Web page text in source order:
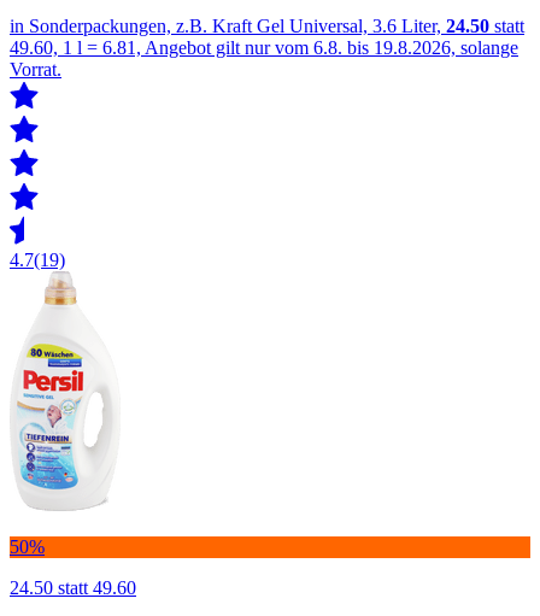
in Sonderpackungen, z.B. Kraft Gel Universal, 3.6 Liter, 24.50 statt
49.60, 1 l = 6.81, Angebot gilt nur vom 6.8. bis 19.8.2026, solange
Vorrat.
4.7(19)
50%
24.50 statt 49.60